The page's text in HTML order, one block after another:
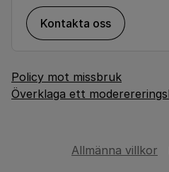
Kontakta oss
Policy mot missbruk
Överklaga ett
Allmänna villkor